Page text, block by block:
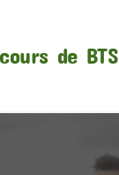
de BTS